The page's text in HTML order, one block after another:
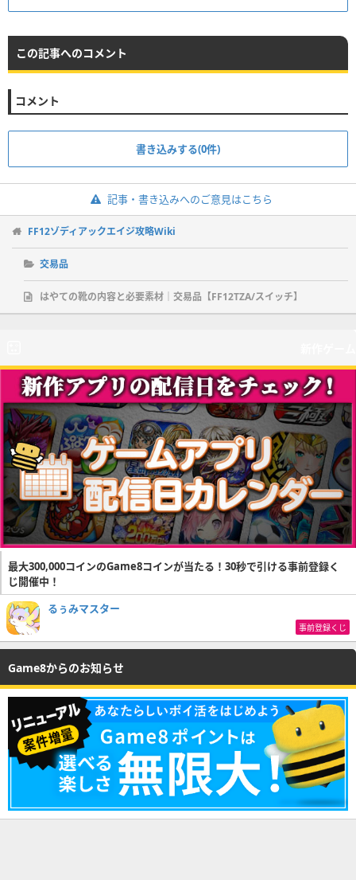
この記事へのコメント
コメント
書き込みする(0件)
記事・書き込みへのご意見はこちら
FF12ゾディアックエイジ攻略Wiki
交易品
はやての靴の内容と必要素材｜交易品【FF12TZA/スイッチ】
最大300,000コインのGame8コインが当たる！30秒で引ける事前登録く
じ開催中！
るぅみマスター
事前登録くじ
Game8からのお知らせ